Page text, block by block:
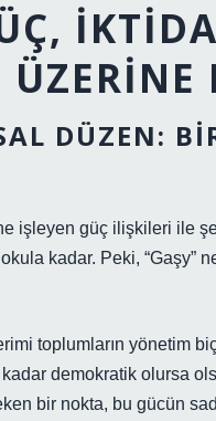
DÜZEN:
işleyen güç ilişkileri ile
kadar. Peki, “Gaşy”
toplumların yönetim
demokratik olursa
bir nokta, bu gücün